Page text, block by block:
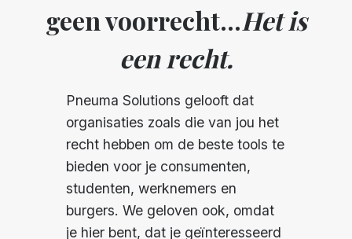
geen voorrecht...Het is
een recht.
Pneuma Solutions gelooft dat
organisaties zoals die van jou het
recht hebben om de beste tools te
bieden voor je consumenten,
studenten, werknemers en
burgers. We geloven ook, omdat
je hier bent, dat je geïnteresseerd